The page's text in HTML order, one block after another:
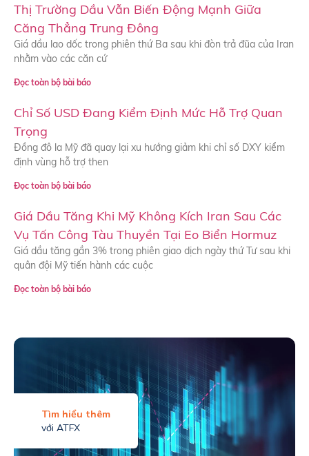
Thị Trường Dầu Vẫn Biến Động Mạnh Giữa
Căng Thẳng Trung Đông
Giá dầu lao dốc trong phiên thứ Ba sau khi đòn trả đũa của Iran
nhằm vào các căn cứ
Đọc toàn bộ bài báo
Chỉ Số USD Đang Kiểm Định Mức Hỗ Trợ Quan
Trọng
Đồng đô la Mỹ đã quay lại xu hướng giảm khi chỉ số DXY kiểm
định vùng hỗ trợ then
Đọc toàn bộ bài báo
Giá Dầu Tăng Khi Mỹ Không Kích Iran Sau Các
Vụ Tấn Công Tàu Thuyền Tại Eo Biển Hormuz
Giá dầu tăng gần 3% trong phiên giao dịch ngày thứ Tư sau khi
quân đội Mỹ tiến hành các cuộc
Đọc toàn bộ bài báo
Tìm hiểu thêm
với ATFX